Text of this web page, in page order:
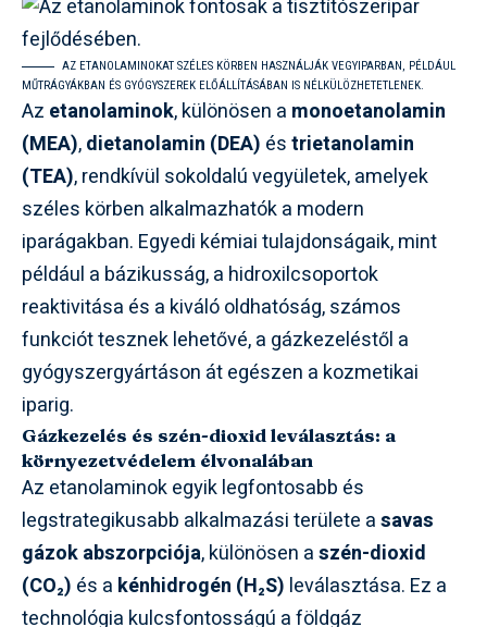
AZ ETANOLAMINOKAT SZÉLES KÖRBEN HASZNÁLJÁK VEGYIPARBAN, PÉLDÁUL
MŰTRÁGYÁKBAN ÉS GYÓGYSZEREK ELŐÁLLÍTÁSÁBAN IS NÉLKÜLÖZHETETLENEK.
Az etanolaminok, különösen a monoetanolamin
(MEA),dietanolamin (DEA) éstrietanolamin
(TEA), rendkívül sokoldalú vegyületek, amelyek
széles körben alkalmazhatók a modern
iparágakban. Egyedi kémiai tulajdonságaik, mint
például a bázikusság, a hidroxilcsoportok
reaktivitása és a kiváló oldhatóság, számos
funkciót tesznek lehetővé, a gázkezeléstől a
gyógyszergyártáson át egészen a kozmetikai
iparig.
Gázkezelés és szén-dioxid leválasztás: a
környezetvédelem élvonalában
Az etanolaminok egyik legfontosabb és
legstrategikusabb alkalmazási területe asavas
gázok abszorpciója, különösen aszén-dioxid
(CO₂) és a kénhidrogén (H₂S) leválasztása. Ez a
technológia kulcsfontosságú a földgáz